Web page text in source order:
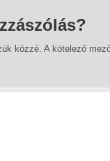
közzé. A kötelező